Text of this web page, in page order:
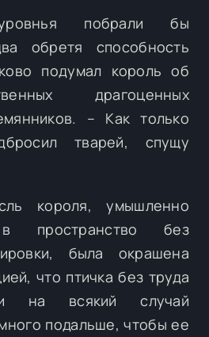
побрали бы
обретя способность
подумал король об
драгоценных
– Как только
тварей, спущу
короля, умышленно
в пространство без
была окрашена
что птичка без труда
на всякий случай
подальше, чтобы ее